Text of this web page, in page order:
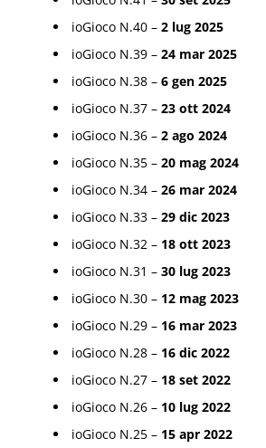
ioGioco N.40 – 2 lug 2025
ioGioco N.39 – 24 mar 2025
ioGioco N.38 – 6 gen 2025
ioGioco N.37 – 23 ott 2024
ioGioco N.36 – 2 ago 2024
ioGioco N.35 – 20 mag 2024
ioGioco N.34 – 26 mar 2024
ioGioco N.33 – 29 dic 2023
ioGioco N.32 – 18 ott 2023
ioGioco N.31 – 30 lug 2023
ioGioco N.30 – 12 mag 2023
ioGioco N.29 – 16 mar 2023
ioGioco N.28 – 16 dic 2022
ioGioco N.27 – 18 set 2022
ioGioco N.26 – 10 lug 2022
ioGioco N.25 – 15 apr 2022